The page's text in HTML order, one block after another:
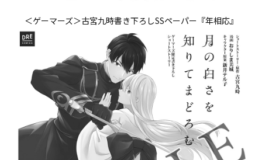
＜ゲーマーズ＞古宮九時書き下ろしSSペーパー『年相応』